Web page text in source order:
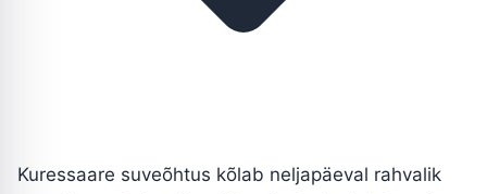
Kuressaare suveõhtus kõlab neljapäeval rahvalik